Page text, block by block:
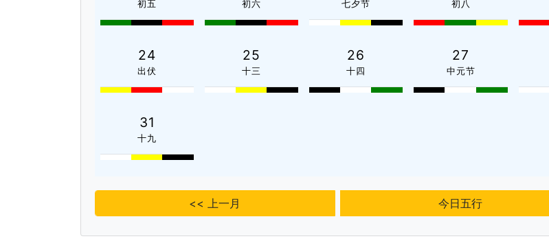
初五 初六 七夕节 初八
24
出伏
25
十三
26
十四
27
中元节
31
十九
<< 上一月 今日五行